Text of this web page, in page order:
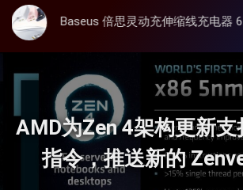
Baseus 倍思灵动充伸缩线充电器 67W 3C，超耐用可伸缩线、氮化镓、3C多设备同时充
AMD为Zen 4架构更新支
指令，推送新的